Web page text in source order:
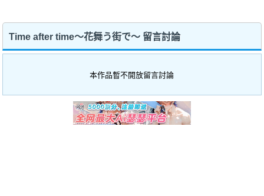
Time after time～花舞う街で～ 留言討論
本作品暫不開放留言討論